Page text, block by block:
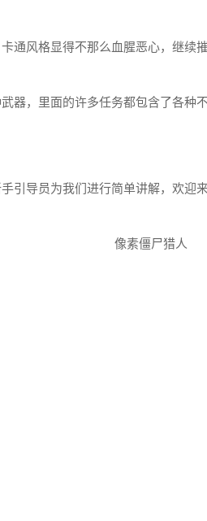
通风格显得不那么血腥恶心，继续
器，里面的许多任务都包含了各种
引导员为我们进行简单讲解，欢迎